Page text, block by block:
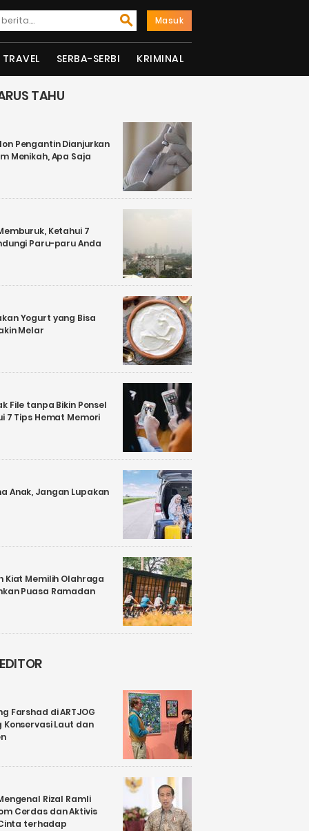
Masuk
TRAVEL SERBA-SERBI KRIMINAL
TAHU
Pengantin Dianjurkan
Menikah, Apa Saja
Ketahui 7
Paru-paru Anda
Yogurt yang Bisa
Melar
File tanpa Bikin Ponsel
7 Tips Hemat Memori
Anak, Jangan Lupakan
Kiat Memilih Olahraga
Puasa Ramadan
Farshad di ARTJOG
Konservasi Laut dan
Rizal Ramli
Cerdas dan Aktivis
terhadap